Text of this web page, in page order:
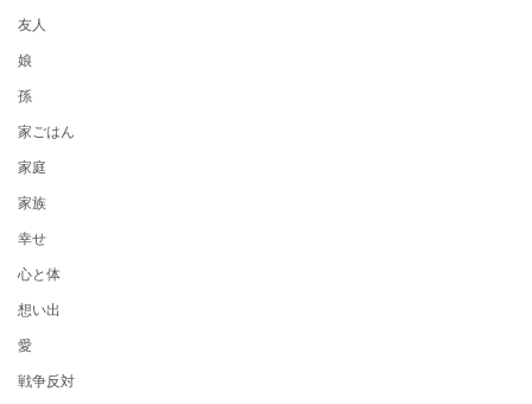
友人
娘
孫
家ごはん
家庭
家族
幸せ
心と体
想い出
愛
戦争反対